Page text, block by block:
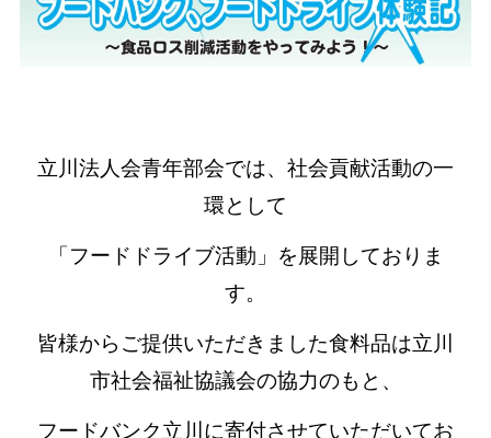
立川法人会青年部会では、社会貢献活動の一
環として
「フードドライブ活動」を展開しておりま
す。
皆様からご提供いただきました食料品は立川
市社会福祉協議会の協力のもと、
フードバンク立川に寄付させていただいてお